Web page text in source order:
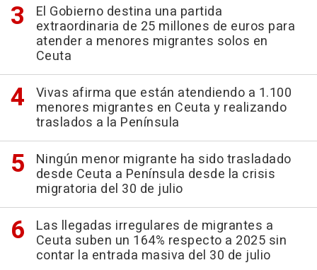
El Gobierno destina una partida
extraordinaria de 25 millones de euros para
atender a menores migrantes solos en
Ceuta
Vivas afirma que están atendiendo a 1.100
menores migrantes en Ceuta y realizando
traslados a la Península
Ningún menor migrante ha sido trasladado
desde Ceuta a Península desde la crisis
migratoria del 30 de julio
Las llegadas irregulares de migrantes a
Ceuta suben un 164% respecto a 2025 sin
contar la entrada masiva del 30 de julio